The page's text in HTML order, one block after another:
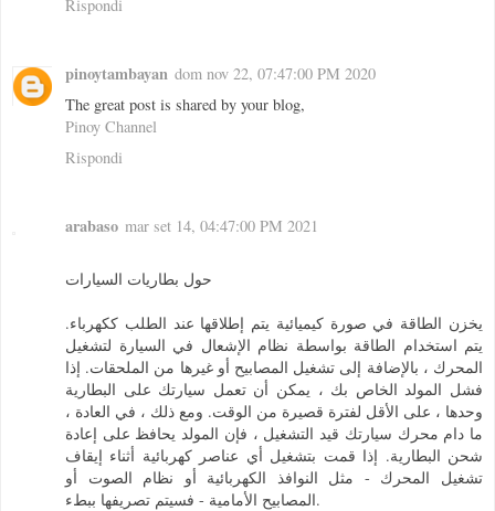
Rispondi
pinoytambayan dom nov 22, 07:47:00 PM 2020
The great post is shared by your blog,
Pinoy Channel
Rispondi
arabaso mar set 14, 04:47:00 PM 2021
حول بطاريات السيارات
يخزن الطاقة في صورة كيميائية يتم إطلاقها عند الطلب ككهرباء.
يتم استخدام الطاقة بواسطة نظام الإشعال في السيارة لتشغيل
المحرك ، بالإضافة إلى تشغيل المصابيح أو غيرها من الملحقات. إذا
فشل المولد الخاص بك ، يمكن أن تعمل سيارتك على البطارية
وحدها ، على الأقل لفترة قصيرة من الوقت. ومع ذلك ، في العادة ،
ما دام محرك سيارتك قيد التشغيل ، فإن المولد يحافظ على إعادة
شحن البطارية. إذا قمت بتشغيل أي عناصر كهربائية أثناء إيقاف
تشغيل المحرك - مثل النوافذ الكهربائية أو نظام الصوت أو
المصابيح الأمامية - فسيتم تصريفها ببطء.